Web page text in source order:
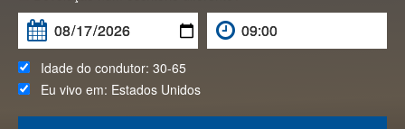
Idade do condutor: 30-65
Eu vivo em: Estados Unidos